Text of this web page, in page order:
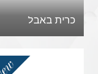
כרית באבל